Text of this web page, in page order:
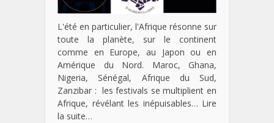
L'été en particulier, l'Afrique résonne sur
toute la planète, sur le continent
comme en Europe, au Japon ou en
Amérique du Nord. Maroc, Ghana,
Nigeria, Sénégal, Afrique du Sud,
Zanzibar : les festivals se multiplient en
Afrique, révélant les inépuisables… Lire
la suite…